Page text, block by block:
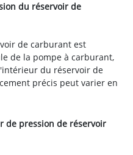
du réservoir de
de carburant est
de la pompe à carburant,
du réservoir de
précis peut varier en
de pression de réservoir